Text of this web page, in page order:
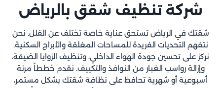
شركة تنظيف شقق بالرياض
شقتك في الرياض تستحق عناية خاصة تختلف عن الفلل. نحن
نتفهم التحديات الفريدة للمساحات المغلقة والأبراج السكنية.
نركز على تحسين جودة الهواء الداخلي، وتنظيف الزوايا الضيقة،
وإزالة رواسب الغبار من النوافذ والتكييف. نقدم خططاً مرنة
أسبوعية أو شهرية تحافظ على نظافة شقتك بشكل مستمر،